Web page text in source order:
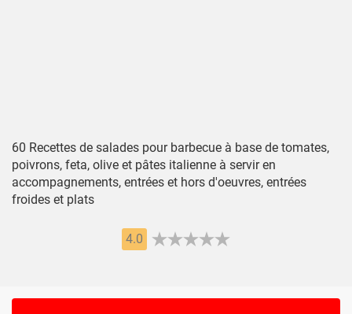
60 Recettes de salades pour barbecue à base de tomates,
poivrons, feta, olive et pâtes italienne à servir en
accompagnements, entrées et hors d'oeuvres, entrées
froides et plats
4.0